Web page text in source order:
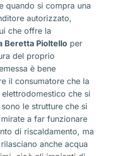
quando si compra una
autorizzato,
che offre la
Beretta Pioltello per
del proprio
è bene
il consumatore che la
che si
le strutture che si
a far funzionare
di riscaldamento, ma
anche acqua